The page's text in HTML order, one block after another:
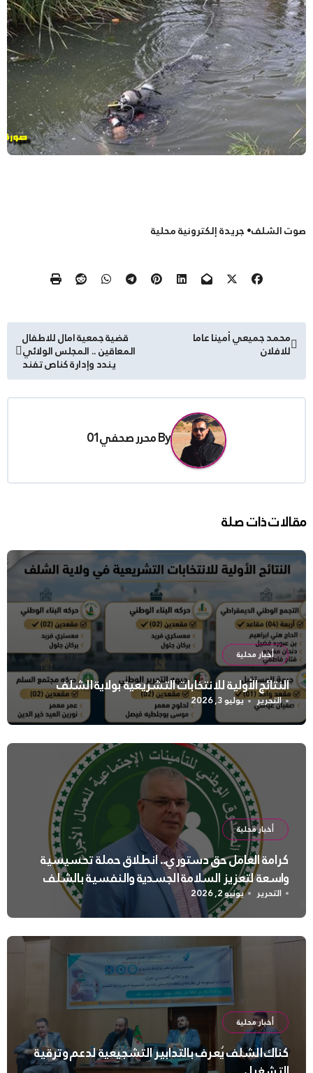
صوت الشلف• جريدة إلكترونية محلية
تصفّح
المقالات
محمد جميعي أمينا عاما
للافلان
قضية جمعية امال للاطفال
المعاقين .. المجلس الولائي
يندد وإدارة كناص تفند
Byمحرر صحفي01
مقالات ذات صلة
أخبار محلية
النتائج الأولية للانتخابات التشريعية بولاية الشلف
التحرير يوليو 3, 2026
أخبار محلية
كرامة العامل حق دستوري.. انطلاق حملة تحسيسية
واسعة لتعزيز السلامة الجسدية والنفسية بالشلف
التحرير يونيو 2, 2026
أخبار محلية
كناك الشلف يُعرف بالتدابير التشجيعية لدعم وترقية